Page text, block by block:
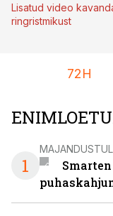
Lisatud video
ringristmikust
72H
1